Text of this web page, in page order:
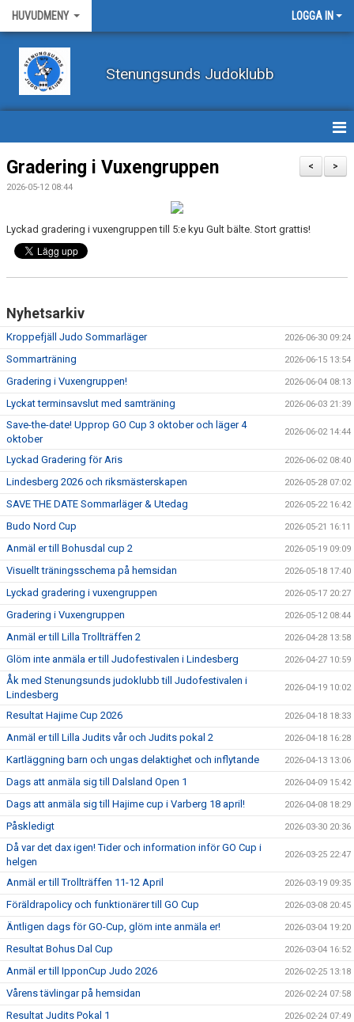
HUVUDMENY LOGGA IN
Stenungsunds Judoklubb
HEM
FÖRBUNDSNYHETER
BILDER
BÖRJA TRÄNA JUDO
VECKOSCHEMA
>
<
Gradering i Vuxengruppen
2026-05-12 08:44
Lyckad gradering i vuxengruppen till 5:e kyu Gult bälte. Stort grattis!
Nyhetsarkiv
Kroppefjäll Judo Sommarläger 2026-06-30 09:24
Sommarträning 2026-06-15 13:54
Gradering i Vuxengruppen! 2026-06-04 08:13
Lyckat terminsavslut med samträning 2026-06-03 21:39
Save-the-date! Upprop GO Cup 3 oktober och läger 4
oktober
2026-06-02 14:44
Lyckad Gradering för Aris 2026-06-02 08:40
Lindesberg 2026 och riksmästerskapen 2026-05-28 07:02
SAVE THE DATE Sommarläger & Utedag 2026-05-22 16:42
Budo Nord Cup 2026-05-21 16:11
Anmäl er till Bohusdal cup 2 2026-05-19 09:09
Visuellt träningsschema på hemsidan 2026-05-18 17:40
Lyckad gradering i vuxengruppen 2026-05-17 20:27
Gradering i Vuxengruppen 2026-05-12 08:44
Anmäl er till Lilla Trollträffen 2 2026-04-28 13:58
Glöm inte anmäla er till Judofestivalen i Lindesberg 2026-04-27 10:59
Åk med Stenungsunds judoklubb till Judofestivalen i
Lindesberg
2026-04-19 10:02
Resultat Hajime Cup 2026 2026-04-18 18:33
Anmäl er till Lilla Judits vår och Judits pokal 2 2026-04-18 16:28
Kartläggning barn och ungas delaktighet och inflytande 2026-04-13 13:06
Dags att anmäla sig till Dalsland Open 1 2026-04-09 15:42
Dags att anmäla sig till Hajime cup i Varberg 18 april! 2026-04-08 18:29
Påskledigt 2026-03-30 20:36
Då var det dax igen! Tider och information inför GO Cup i
helgen
2026-03-25 22:47
Anmäl er till Trollträffen 11-12 April 2026-03-19 09:35
Föräldrapolicy och funktionärer till GO Cup 2026-03-08 20:45
Äntligen dags för GO-Cup, glöm inte anmäla er! 2026-03-04 19:20
Resultat Bohus Dal Cup 2026-03-04 16:52
Anmäl er till IpponCup Judo 2026 2026-02-25 13:18
Vårens tävlingar på hemsidan 2026-02-24 07:58
Resultat Judits Pokal 1 2026-02-24 07:49